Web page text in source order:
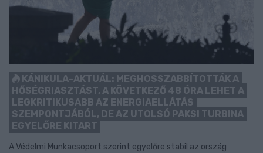
KÁNIKULA-AKTUÁL: MEGHOSSZABBÍTOTTÁK A
HŐSÉGRIASZTÁST, A KÖVETKEZŐ 48 ÓRA LEHET A
LEGKRITIKUSABB AZ ENERGIAELLÁTÁS
SZEMPONTJÁBÓL, DE AZ UTOLSÓ PAKSI TURBINA
EGYELŐRE KITART
A Védelmi Munkacsoport szerint egyelőre stabil az ország